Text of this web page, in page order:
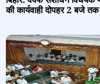
की कार्यवाही दोपहर 2 बजे